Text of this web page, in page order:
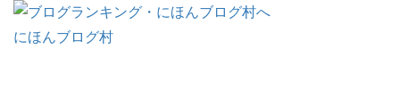
にほんブログ村